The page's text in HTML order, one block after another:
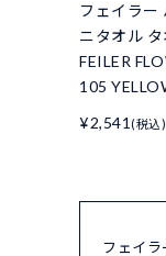
フェイラー
ニタオル
FEILER
105
¥2,541 (税込)
フェイラ